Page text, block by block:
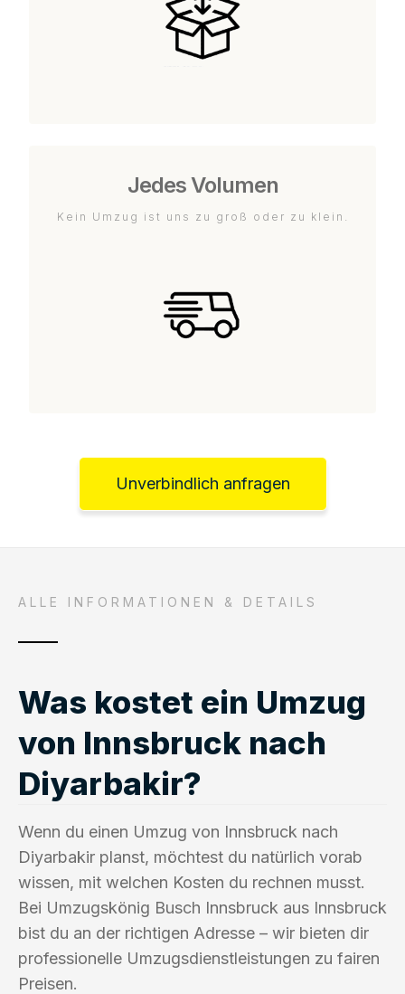
Jedes Volumen
Kein Umzug ist uns zu groß oder zu klein.
Unverbindlich anfragen
ALLE INFORMATIONEN & DETAILS
Was kostet ein Umzug
von Innsbruck nach
Diyarbakir?
Wenn du einen Umzug von Innsbruck nach
Diyarbakir planst, möchtest du natürlich vorab
wissen, mit welchen Kosten du rechnen musst.
Bei Umzugskönig Busch Innsbruck aus Innsbruck
bist du an der richtigen Adresse – wir bieten dir
professionelle Umzugsdienstleistungen zu fairen
Preisen.